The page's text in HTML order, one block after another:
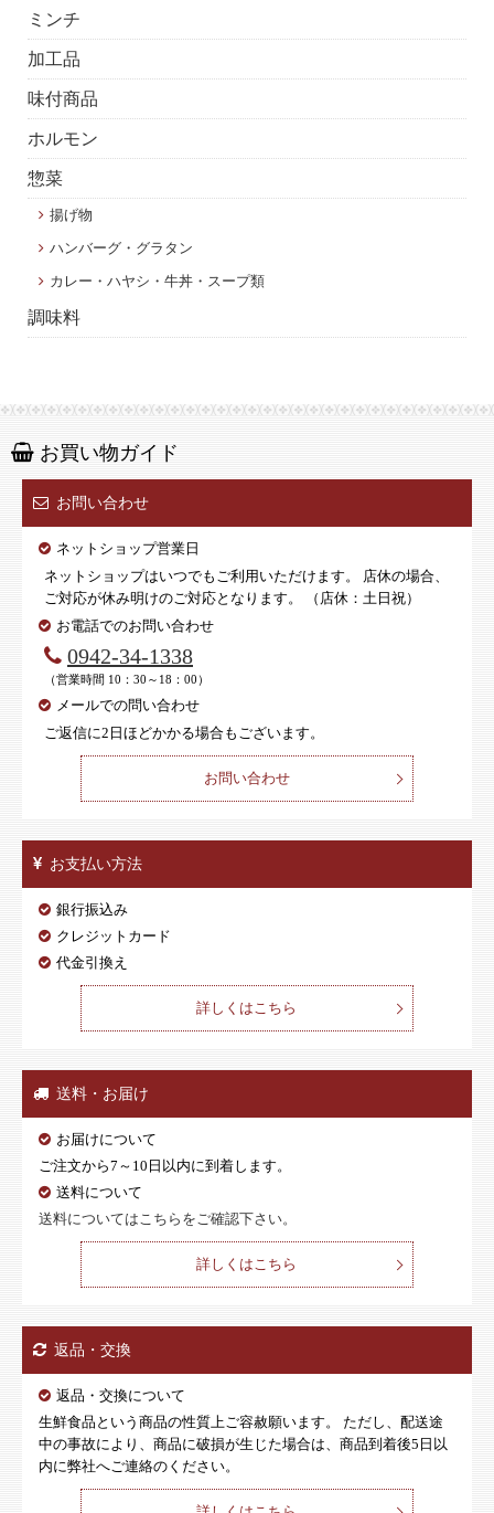
ミンチ
加工品
味付商品
ホルモン
惣菜
揚げ物
ハンバーグ・グラタン
カレー・ハヤシ・牛丼・スープ類
調味料
お買い物ガイド
お問い合わせ
ネットショップ営業日
ネットショップはいつでもご利用いただけます。 店休の場合、
ご対応が休み明けのご対応となります。 （店休：土日祝）
お電話でのお問い合わせ
0942-34-1338
（営業時間 10：30～18：00）
メールでの問い合わせ
ご返信に2日ほどかかる場合もございます。
お問い合わせ
お支払い方法
銀行振込み
クレジットカード
代金引換え
詳しくはこちら
送料・お届け
お届けについて
ご注文から7～10日以内に到着します。
送料について
送料についてはこちらをご確認下さい。
詳しくはこちら
返品・交換
返品・交換について
生鮮食品という商品の性質上ご容赦願います。 ただし、配送途
中の事故により、商品に破損が生じた場合は、商品到着後5日以
内に弊社へご連絡のください。